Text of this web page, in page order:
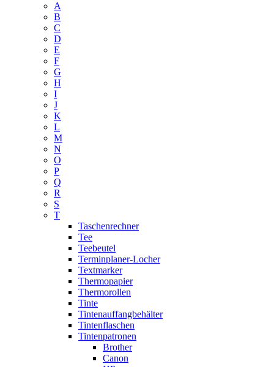
A
B
C
D
E
F
G
H
I
J
K
L
M
N
O
P
Q
R
S
T
Taschenrechner
Tee
Teebeutel
Terminplaner-Locher
Textmarker
Thermopapier
Thermorollen
Tinte
Tintenauffangbehälter
Tintenflaschen
Tintenpatronen
Brother
Canon